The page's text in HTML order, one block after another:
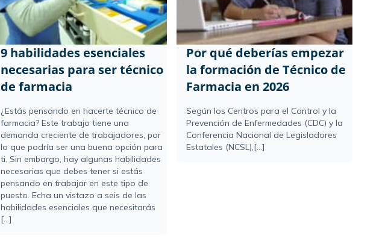
9 habilidades esenciales
necesarias para ser técnico
de farmacia
¿Estás pensando en hacerte técnico de
farmacia? Este trabajo tiene una
demanda creciente de trabajadores, por
lo que podría ser una buena opción para
ti. Sin embargo, hay algunas habilidades
necesarias que debes tener si estás
pensando en trabajar en este tipo de
puesto. Echa un vistazo a seis de las
habilidades esenciales que necesitarás
[...]
Por qué deberías empezar
la formación de Técnico de
Farmacia en 2026
Según los Centros para el Control y la
Prevención de Enfermedades (CDC) y la
Conferencia Nacional de Legisladores
Estatales (NCSL),[...]